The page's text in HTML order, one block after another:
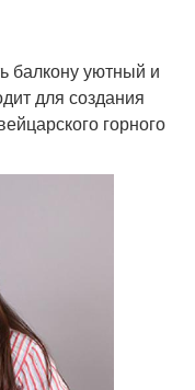
балкону уютный и
для создания
горного